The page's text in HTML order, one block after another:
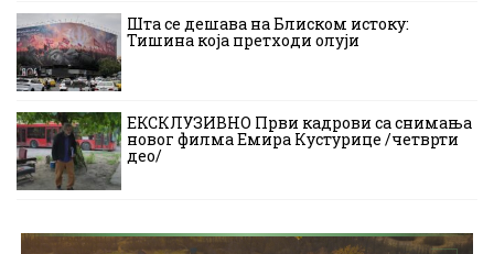
Шта се дешава на Блиском истоку:
Тишина која претходи олуји
ЕКСКЛУЗИВНО Први кадрови са снимања
новог филма Емира Кустурице /четврти
део/